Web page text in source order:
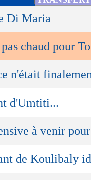
Di Maria
chaud pour
n'était
d'Umtiti...
à venir
de Koulibaly